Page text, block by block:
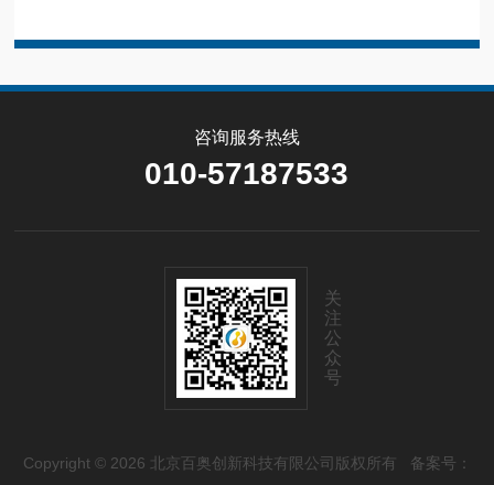
咨询服务热线
010-57187533
关
注
公
众
号
Copyright © 2026 北京百奥创新科技有限公司版权所有 备案号：